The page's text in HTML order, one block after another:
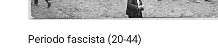
Periodo fascista (20-44)